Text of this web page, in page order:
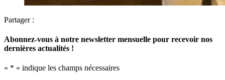
Partager :
Abonnez-vous à notre newsletter mensuelle pour recevoir nos
dernières actualités !
« * » indique les champs nécessaires